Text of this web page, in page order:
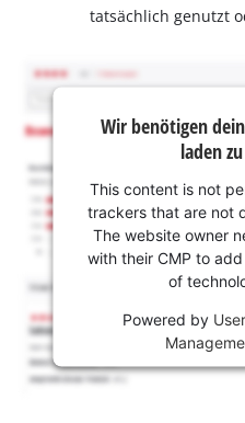
tatsächlich genutzt
Wir benötigen
laden
This content is not
trackers that are not
The website owner
with their CMP to
of
Powered by